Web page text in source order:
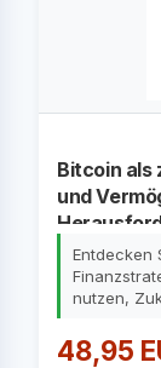
Bitcoin als
und
Entdecken
nutzen,
48,95